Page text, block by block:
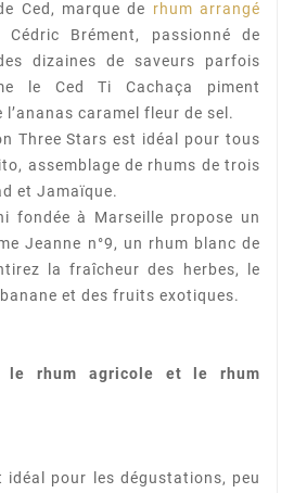
Ced, marque de rhum arrangé
Brément, passionné de
dizaines de saveurs parfois
le CedTi Cachaça piment
caramel fleur de sel.
Three Stars est idéal pour tous
assemblage de rhums de trois
et Jamaïque.
fondée à Marseille propose un
Jeanne n°9, un rhum blanc de
la fraîcheur des herbes, le
banane et des fruits exotiques.
le rhum agricole et le rhum
idéal pour les dégustations, peu